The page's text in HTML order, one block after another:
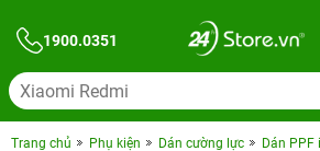
1900.0351
Trang chủ Phụ kiện Dán cường lực Dán PPF